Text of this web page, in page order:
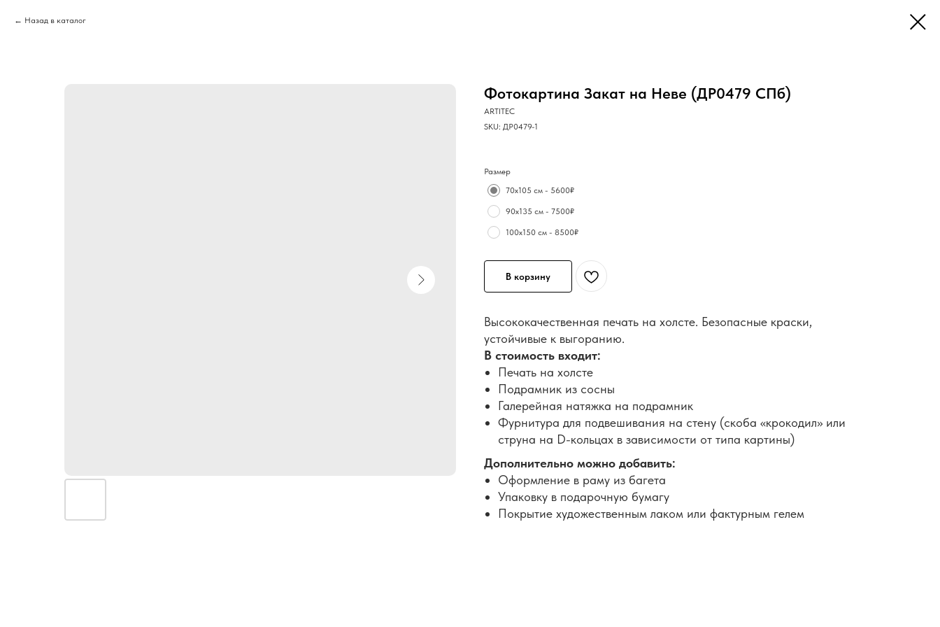
Назад в каталог
Фотокартина Закат на Неве (ДР0479 СПб)
ARTITEC
SKU: ДР0479-1
Размер
70х105 см - 5600₽
90х135 см - 7500₽
100х150 см - 8500₽
В корзину
Высококачественная печать на холсте. Безопасные краски,
устойчивые к выгоранию.
В стоимость входит:
Печать на холсте
Подрамник из сосны
Галерейная натяжка на подрамник
Фурнитура для подвешивания на стену (скоба «крокодил» или
струна на D-кольцах в зависимости от типа картины)
Дополнительно можно добавить:
Оформление в раму из багета
Упаковку в подарочную бумагу
Покрытие художественным лаком или фактурным гелем